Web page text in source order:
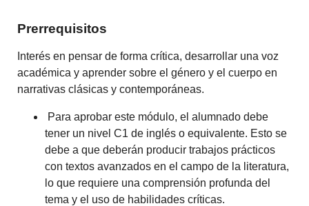
Prerrequisitos
Interés en pensar de forma crítica, desarrollar una voz
académica y aprender sobre el género y el cuerpo en
narrativas clásicas y contemporáneas.
Para aprobar este módulo, el alumnado debe
tener un nivel C1 de inglés o equivalente. Esto se
debe a que deberán producir trabajos prácticos
con textos avanzados en el campo de la literatura,
lo que requiere una comprensión profunda del
tema y el uso de habilidades críticas.